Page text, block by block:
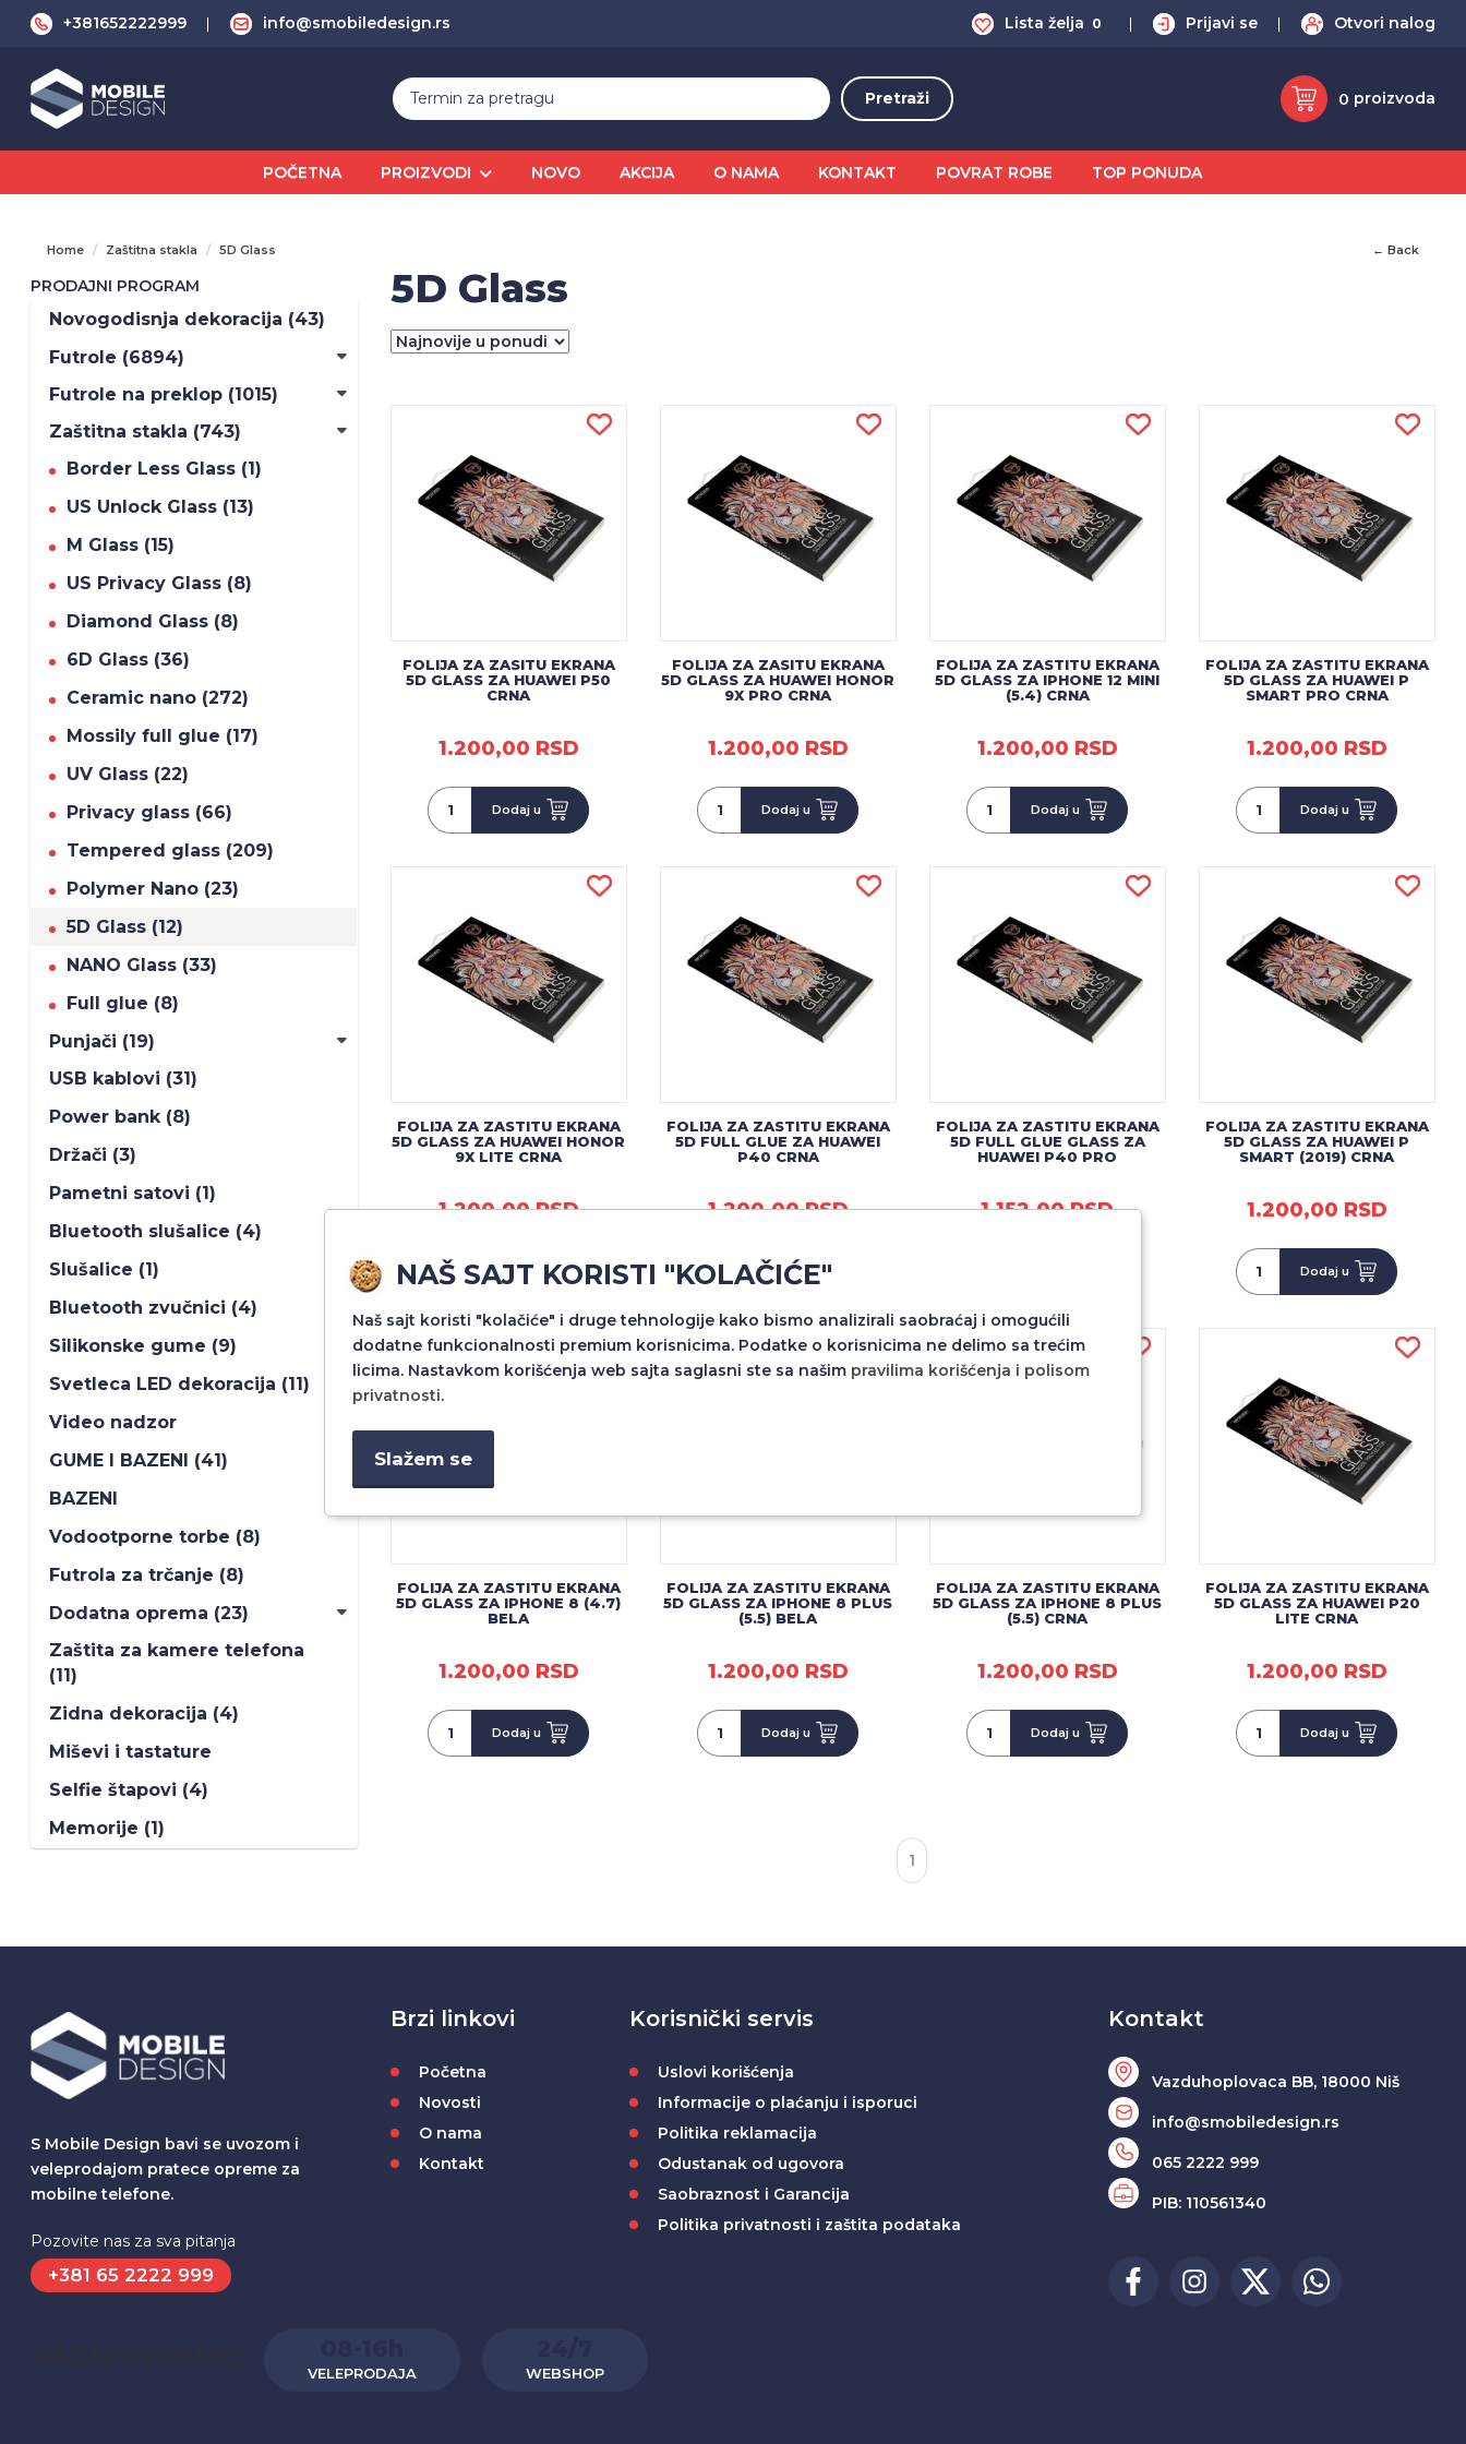
+381652222999 info@smobiledesign.rs Lista želja 0 Prijavi se Otvori nalog
0 proizvoda
POČETNA PROIZVODI NOVO AKCIJA O NAMA KONTAKT POVRAT ROBE TOP PONUDA
Home Zaštitna stakla 5D Glass ← Back
PRODAJNI PROGRAM
Novogodisnja dekoracija (43)
Futrole (6894)
Futrole na preklop (1015)
Zaštitna stakla (743)
Border Less Glass (1)
US Unlock Glass (13)
M Glass (15)
US Privacy Glass (8)
Diamond Glass (8)
6D Glass (36)
Ceramic nano (272)
Mossily full glue (17)
UV Glass (22)
Privacy glass (66)
Tempered glass (209)
Polymer Nano (23)
5D Glass (12)
NANO Glass (33)
Full glue (8)
Punjači (19)
USB kablovi (31)
Power bank (8)
Držači (3)
Pametni satovi (1)
Bluetooth slušalice (4)
Slušalice (1)
Bluetooth zvučnici (4)
Silikonske gume (9)
Svetleca LED dekoracija (11)
Video nadzor
GUME I BAZENI (41)
BAZENI
Vodootporne torbe (8)
Futrola za trčanje (8)
Dodatna oprema (23)
Zaštita za kamere telefona
(11)
Zidna dekoracija (4)
Miševi i tastature
Selfie štapovi (4)
Memorije (1)
5D Glass
FOLIJA ZA ZASITU EKRANA
5D GLASS ZA HUAWEI P50
CRNA
1.200,00 RSD
Dodaj u
FOLIJA ZA ZASITU EKRANA
5D GLASS ZA HUAWEI HONOR
9X PRO CRNA
1.200,00 RSD
Dodaj u
FOLIJA ZA ZASTITU EKRANA
5D GLASS ZA IPHONE 12 MINI
(5.4) CRNA
1.200,00 RSD
Dodaj u
FOLIJA ZA ZASTITU EKRANA
5D GLASS ZA HUAWEI P
SMART PRO CRNA
1.200,00 RSD
Dodaj u
FOLIJA ZA ZASTITU EKRANA
5D GLASS ZA HUAWEI HONOR
9X LITE CRNA
1.200,00 RSD
Dodaj u
FOLIJA ZA ZASTITU EKRANA
5D FULL GLUE ZA HUAWEI
P40 CRNA
1.200,00 RSD
Dodaj u
FOLIJA ZA ZASTITU EKRANA
5D FULL GLUE GLASS ZA
HUAWEI P40 PRO
1.152,00 RSD
FOLIJA ZA ZASTITU EKRANA
5D GLASS ZA HUAWEI P
SMART (2019) CRNA
1.200,00 RSD
Dodaj u
FOLIJA ZA ZASTITU EKRANA
5D GLASS ZA IPHONE 8 (4.7)
BELA
1.200,00 RSD
Dodaj u
FOLIJA ZA ZASTITU EKRANA
5D GLASS ZA IPHONE 8 PLUS
(5.5) BELA
1.200,00 RSD
Dodaj u
FOLIJA ZA ZASTITU EKRANA
5D GLASS ZA IPHONE 8 PLUS
(5.5) CRNA
1.200,00 RSD
Dodaj u
FOLIJA ZA ZASTITU EKRANA
5D GLASS ZA HUAWEI P20
LITE CRNA
1.200,00 RSD
Dodaj u
1
S Mobile Design bavi se uvozom i
veleprodajom pratece opreme za
mobilne telefone.
Pozovite nas za sva pitanja
+381 65 2222 999
Brzi linkovi
Početna
Novosti
O nama
Kontakt
Korisnički servis
Uslovi korišćenja
Informacije o plaćanju i isporuci
Politika reklamacija
Odustanak od ugovora
Saobraznost i Garancija
Politika privatnosti i zaštita podataka
Kontakt
Vazduhoplovaca BB, 18000 Niš
info@smobiledesign.rs
065 2222 999
PIB: 110561340
RADNO VREME:
VELEPRODAJA WEBSHOP
NAŠ SAJT KORISTI "KOLAČIĆE"
Naš sajt koristi "kolačiće" i druge tehnologije kako bismo analizirali saobraćaj i omogućili
dodatne funkcionalnosti premium korisnicima. Podatke o korisnicima ne delimo sa trećim
licima. Nastavkom korišćenja web sajta saglasni ste sa našim pravilima korišćenja i polisom
privatnosti.
Slažem se